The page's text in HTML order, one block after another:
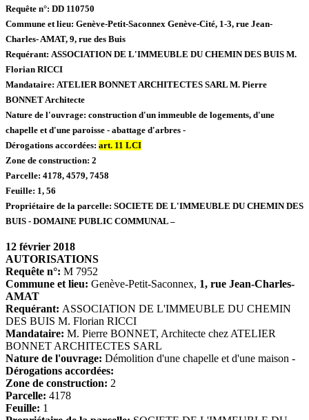
Requête n°: DD 110750
Commune et lieu: Genève-Petit-Saconnex Genève-Cité, 1-3, rue Jean-
Charles- AMAT, 9, rue des Buis
Requérant: ASSOCIATION DE L'IMMEUBLE DU CHEMIN DES BUIS M.
Florian RICCI
Mandataire: ATELIER BONNET ARCHITECTES SARL M. Pierre
BONNET Architecte
Nature de l'ouvrage: construction d'un immeuble de logements, d'une
chapelle et d'une paroisse - abattage d'arbres -
Dérogations accordées: art. 11 LCI
Zone de construction: 2
Parcelle: 4178, 4579, 7458
Feuille: 1, 56
Propriétaire de la parcelle: SOCIETE DE L'IMMEUBLE DU CHEMIN DES
BUIS - DOMAINE PUBLIC COMMUNAL –
12 février 2018
AUTORISATIONS
Requête n°: M 7952
Commune et lieu: Genève-Petit-Saconnex, 1, rue Jean-Charles-
AMAT
Requérant: ASSOCIATION DE L'IMMEUBLE DU CHEMIN
DES BUIS M. Florian RICCI
Mandataire: M. Pierre BONNET, Architecte chez ATELIER
BONNET ARCHITECTES SARL
Nature de l'ouvrage: Démolition d'une chapelle et d'une maison -
Dérogations accordées:
Zone de construction: 2
Parcelle: 4178
Feuille: 1